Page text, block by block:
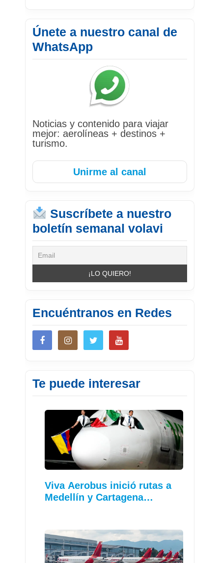
Únete a nuestro canal de
WhatsApp
Noticias y contenido para viajar
mejor: aerolíneas + destinos +
turismo.
Unirme al canal
Suscríbete a nuestro
boletín semanal volavi
Encuéntranos en Redes
Te puede interesar
Viva Aerobus inició rutas a
Medellín y Cartagena…